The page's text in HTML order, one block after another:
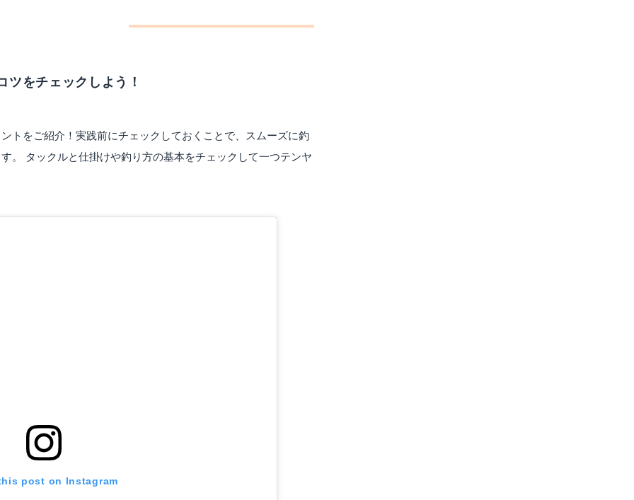
ツをチェックしよう！
トをご紹介！実践前にチェックしておくことで、スムーズに釣
。 タックルと仕掛けや釣り方の基本をチェックして一つテンヤ
post on Instagram